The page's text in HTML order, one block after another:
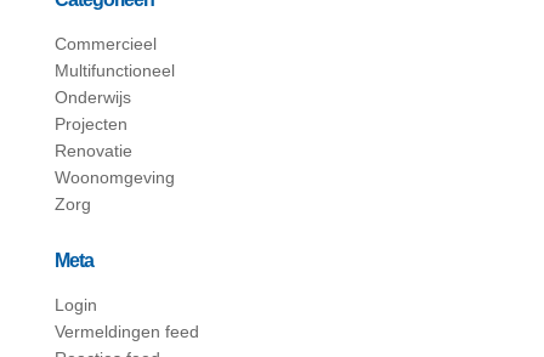
Commercieel
Multifunctioneel
Onderwijs
Projecten
Renovatie
Woonomgeving
Zorg
Meta
Login
Vermeldingen feed